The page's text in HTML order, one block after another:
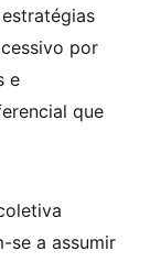
por
e
que
se a assumir